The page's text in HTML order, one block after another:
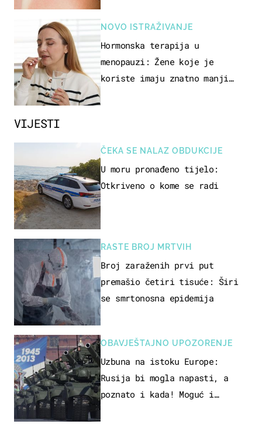
VIJESTI
ČEKA SE NALAZ OBDUKCIJE
U moru pronađeno tijelo:
Otkriveno o kome se radi
RASTE BROJ MRTVIH
Broj zaraženih prvi put
premašio četiri tisuće: Širi
se smrtonosna epidemija
OBAVJEŠTAJNO UPOZORENJE
Uzbuna na istoku Europe:
Rusija bi mogla napasti, a
poznato i kada! Moguć i
NOVO ISTRAŽIVANJE
Hormonska terapija u
menopauzi: Žene koje je
koriste imaju znatno manji